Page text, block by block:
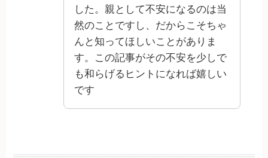
した。親として不安になるのは当
然のことですし、だからこそちゃ
んと知ってほしいことがありま
す。この記事がその不安を少しで
も和らげるヒントになれば嬉しい
です